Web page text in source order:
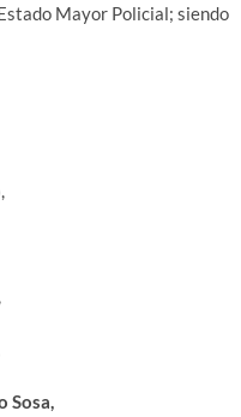
Mayor Policial; siendo
,
,
Sosa,